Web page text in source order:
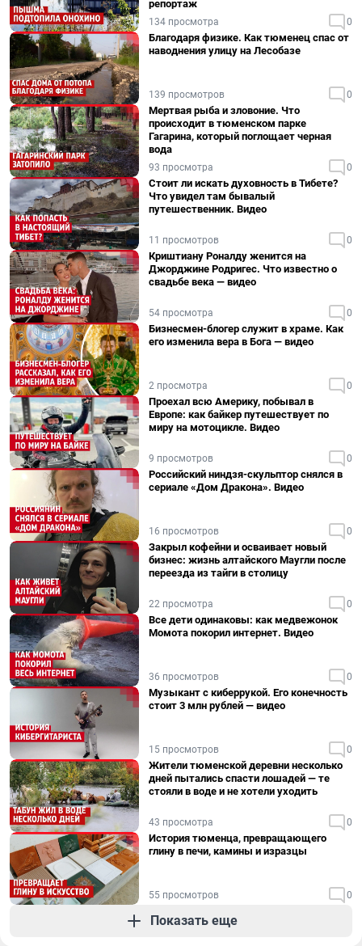
репортаж
134 просмотра 0
Благодаря физике. Как тюменец спас от
наводнения улицу на Лесобазе
139 просмотров 0
Мертвая рыба и зловоние. Что
происходит в тюменском парке
Гагарина, который поглощает черная
вода
93 просмотра 0
Стоит ли искать духовность в Тибете?
Что увидел там бывалый
путешественник. Видео
11 просмотров 0
Криштиану Роналду женится на
Джорджине Родригес. Что известно о
свадьбе века — видео
54 просмотра 0
Бизнесмен-блогер служит в храме. Как
его изменила вера в Бога — видео
2 просмотра 0
Проехал всю Америку, побывал в
Европе: как байкер путешествует по
миру на мотоцикле. Видео
9 просмотров 0
Российский ниндзя-скульптор снялся в
сериале «Дом Дракона». Видео
16 просмотров 0
Закрыл кофейни и осваивает новый
бизнес: жизнь алтайского Маугли после
переезда из тайги в столицу
22 просмотра 0
Все дети одинаковы: как медвежонок
Момота покорил интернет. Видео
36 просмотров 0
Музыкант с киберрукой. Его конечность
стоит 3 млн рублей — видео
15 просмотров 0
Жители тюменской деревни несколько
дней пытались спасти лошадей — те
стояли в воде и не хотели уходить
43 просмотра 0
История тюменца, превращающего
глину в печи, камины и изразцы
55 просмотров 0
Показать еще